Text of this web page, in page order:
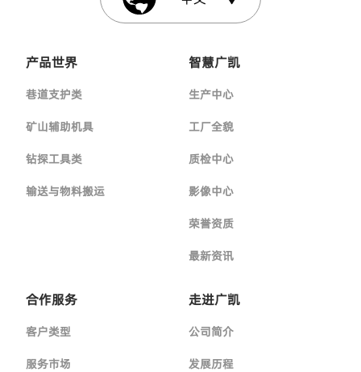
产品世界
巷道支护类
矿山辅助机具
钻探工具类
输送与物料搬运
智慧广凯
生产中心
工厂全貌
质检中心
影像中心
荣誉资质
最新资讯
合作服务
客户类型
服务市场
走进广凯
公司简介
发展历程